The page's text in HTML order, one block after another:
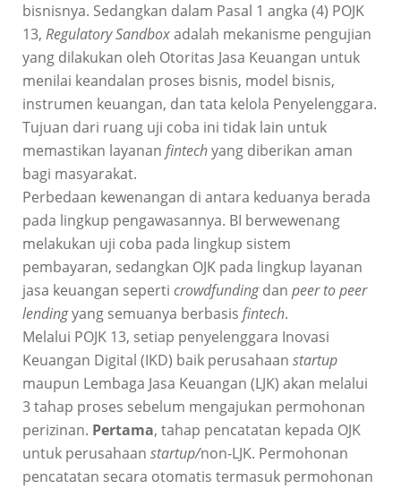
bisnisnya. Sedangkan dalam Pasal 1 angka (4) POJK
13, Regulatory Sandboxadalah mekanisme pengujian
yang dilakukan oleh Otoritas Jasa Keuangan untuk
menilai keandalan proses bisnis, model bisnis,
instrumen keuangan, dan tata kelola Penyelenggara.
Tujuan dari ruang uji coba ini tidak lain untuk
memastikan layanan fintechyang diberikan aman
bagi masyarakat.
Perbedaan kewenangan di antara keduanya berada
pada lingkup pengawasannya. BI berwewenang
melakukan uji coba pada lingkup sistem
pembayaran, sedangkan OJK pada lingkup layanan
jasa keuangan seperti crowdfundingdan peer to peer
lendingyang semuanya berbasis fintech.
Melalui POJK 13, setiap penyelenggara Inovasi
Keuangan Digital (IKD) baik perusahaan startup
maupun Lembaga Jasa Keuangan (LJK) akan melalui
3 tahap proses sebelum mengajukan permohonan
perizinan. Pertama, tahap pencatatan kepada OJK
untuk perusahaan startup/non-LJK. Permohonan
pencatatan secara otomatis termasuk permohonan